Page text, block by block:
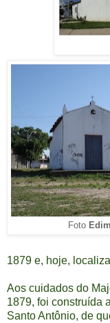
Foto
1879 e, hoje,
Aos cuidados do
1879, foi construída
Santo Antônio, de